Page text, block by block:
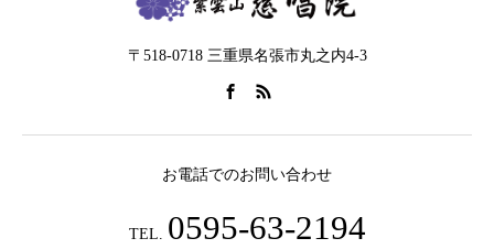
〒518-0718 三重県名張市丸之内4-3
お電話でのお問い合わせ
TEL. 0595-63-2194